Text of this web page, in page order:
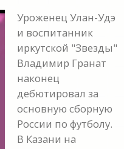
Уроженец Улан-Удэ
и воспитанник
иркутской "Звезды"
Владимир Гранат
наконец
дебютировал за
основную сборную
России по футболу.
В Казани на